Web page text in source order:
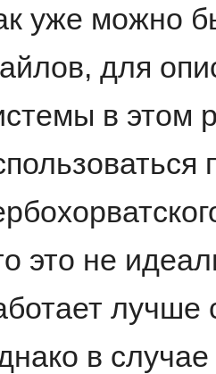
уже можно
для
в этом
это не
лучше
в